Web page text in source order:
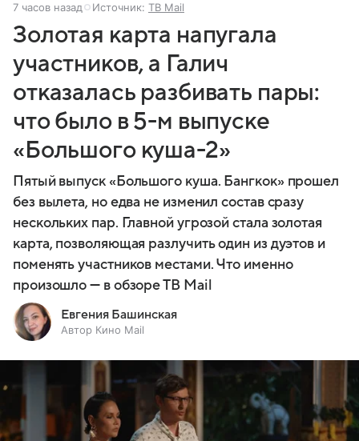
7 часов назад Источник: ТВ Mail
Золотая карта напугала
участников, а Галич
отказалась разбивать пары:
что было в 5-м выпуске
«Большого куша-2»
Пятый выпуск «Большого куша. Бангкок» прошел
без вылета, но едва не изменил состав сразу
нескольких пар. Главной угрозой стала золотая
карта, позволяющая разлучить один из дуэтов и
поменять участников местами. Что именно
произошло — в обзоре ТВ Mail
Евгения Башинская
Автор Кино Mail